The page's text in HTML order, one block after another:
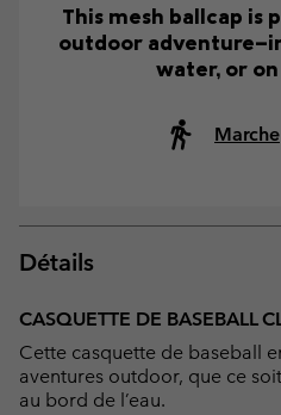
This mesh ballcap
outdoor
water, or
Marche
Détails
CASQUETTE DE BASEBALL
Cette casquette de baseball
aventures outdoor, que ce
au bord de l’eau.